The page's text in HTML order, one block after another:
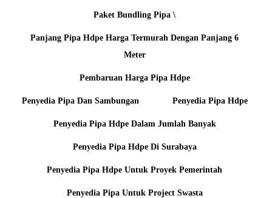
Paket Bundling Pipa \
Panjang Pipa Hdpe Harga Termurah Dengan Panjang 6
Meter
Pembaruan Harga Pipa Hdpe
Penyedia Pipa Dan Sambungan Penyedia Pipa Hdpe
Penyedia Pipa Hdpe Dalam Jumlah Banyak
Penyedia Pipa Hdpe Di Surabaya
Penyedia Pipa Hdpe Untuk Proyek Pemerintah
Penyedia Pipa Untuk Project Swasta